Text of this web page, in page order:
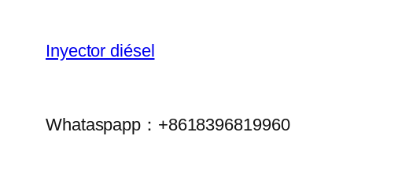
Inyector diésel
Whataspapp：+8618396819960